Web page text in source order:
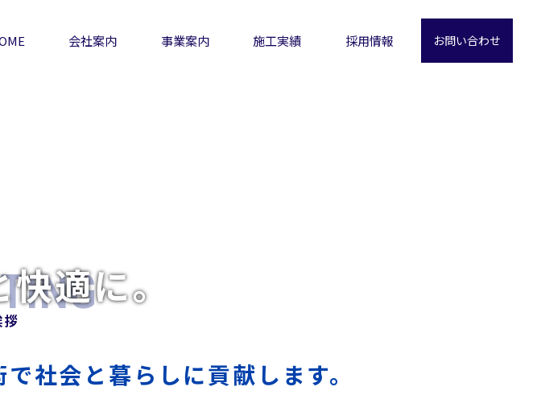
会社案内 事業案内 施工実績 採用情報 お問い合わせ
適に。
拶
社会と暮らしに貢献します。